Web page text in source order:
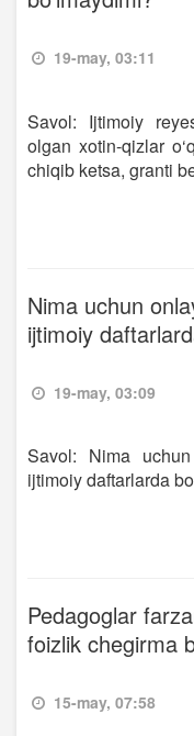
19-may, 03:11
Savol: Ijtimoiy
olgan xotin-qizlar
chiqib ketsa, granti
Nima uchun
ijtimoiy
19-may, 03:09
Savol: Nima
ijtimoiy daftarlarda
Pedagoglar
foizlik chegirma
15-may, 07:58